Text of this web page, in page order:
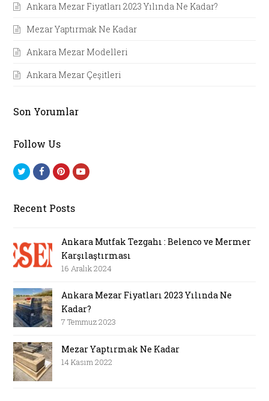
Ankara Mezar Fiyatları 2023 Yılında Ne Kadar?
Mezar Yaptırmak Ne Kadar
Ankara Mezar Modelleri
Ankara Mezar Çeşitleri
Son Yorumlar
Follow Us
T
i
e
r
F
c
o
o
P
n
e
r
e
t
Y
b
e
Recent Posts
Ankara Mutfak Tezgahı : Belenco ve Mermer
Karşılaştırması
16 Aralık 2024
Ankara Mezar Fiyatları 2023 Yılında Ne
Kadar?
7 Temmuz 2023
Mezar Yaptırmak Ne Kadar
14 Kasım 2022